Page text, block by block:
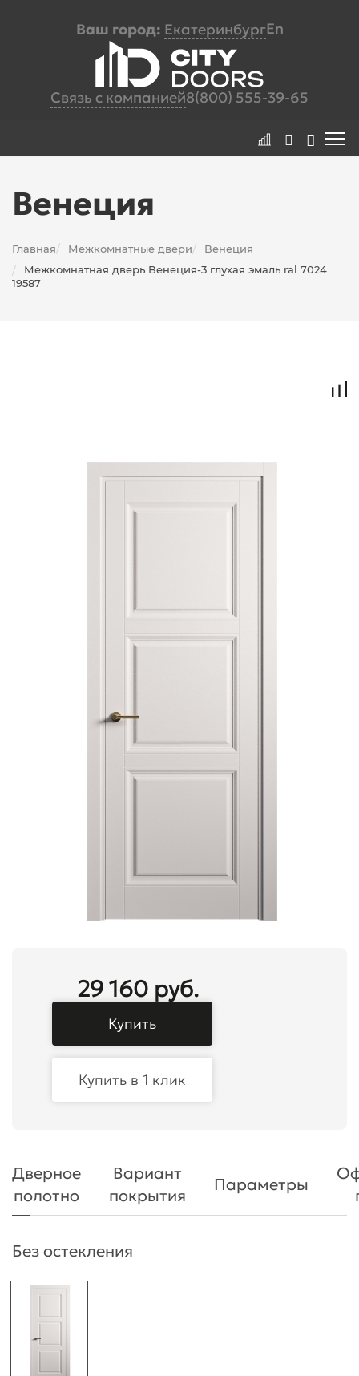
Ваш город: ЕкатеринбургEn
Связь с компанией8(800) 555-39-65
Венеция
Главная/ Межкомнатные двери/ Венеция
/
Межкомнатная дверь Венеция-3 глухая эмаль ral 7024
19587
29 160 руб.
Купить
Купить в 1 клик
Дверное
полотно
Вариант
покрытия
Параметры
Без остекления